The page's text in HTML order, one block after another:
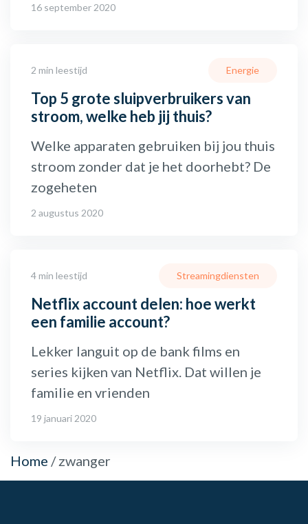
16 september 2020
2 min leestijd
Top 5 grote sluipverbruikers van
stroom, welke heb jij thuis?
Energie
Welke apparaten gebruiken bij jou thuis
stroom zonder dat je het doorhebt? De
zogeheten
2 augustus 2020
4 min leestijd
Netflix account delen: hoe werkt
een familie account?
Streamingdiensten
Lekker languit op de bank films en
series kijken van Netflix. Dat willen je
familie en vrienden
19 januari 2020
Home /zwanger